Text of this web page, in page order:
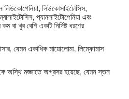
লিউকোপেনিয়া, লিউকোসাইটোসিস,
প্যানসাইটোপেনিয়া এবং
বা খুব বেশি একটি নির্দিষ্ট ধরণের
যেমন একাধিক মায়োলোমা, লিম্ফোমাস
অস্থি মজ্জাতে অগ্রসর হয়েছে, যেমন স্তন